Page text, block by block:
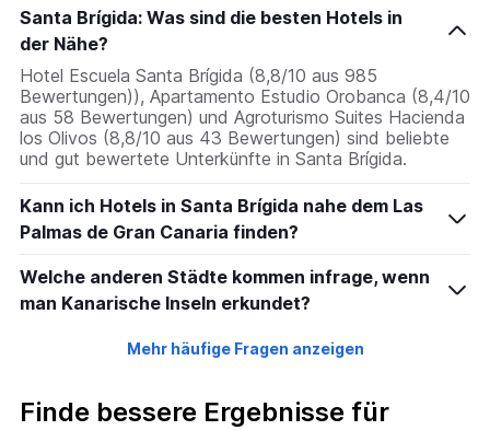
Santa Brígida: Was sind die besten Hotels in
der Nähe?
Hotel Escuela Santa Brígida (8,8/10 aus 985
Bewertungen)), Apartamento Estudio Orobanca (8,4/10
aus 58 Bewertungen) und Agroturismo Suites Hacienda
los Olivos (8,8/10 aus 43 Bewertungen) sind beliebte
und gut bewertete Unterkünfte in Santa Brígida.
Kann ich Hotels in Santa Brígida nahe dem Las
Palmas de Gran Canaria finden?
Welche anderen Städte kommen infrage, wenn
man Kanarische Inseln erkundet?
Mehr häufige Fragen anzeigen
Finde bessere Ergebnisse für